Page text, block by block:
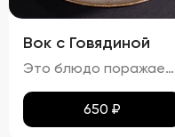
Вок с Говядиной
Это блюдо поражает своими яркими красками и аппетитным видом. Говядина равномерно обжарена до золотистой корочки, а овощи сохраняют свою свежесть и привлекательность. Мягкая, но не переваренная лапша служит идеальной основой для сочетания всех ингредиентов. Кинза и кунжут добавляют завершающий штрих, делая блюдо еще более соблазнительным. Вкус вок с говядиной богат и сбалансирован. Мясо источает насыщенный аромат, болгарский перец привносит сладкие нотки, а устричный и соевый соусы добавляют пикантности. Свежий вкус кинзы подчеркивает гармонию всех компонентов. Аромат блюда завораживает, наполняя пространство нотками чеснока и жареного мяса. Консистенция блюда тоже радует: говядина нежная и сочная, овощи слегка хрустят, а лапша мягкая и эластичная. Цукини сохраняют свою форму и текстуру, добавляя блюду дополнительный объем и разнообразие.
650 ₽